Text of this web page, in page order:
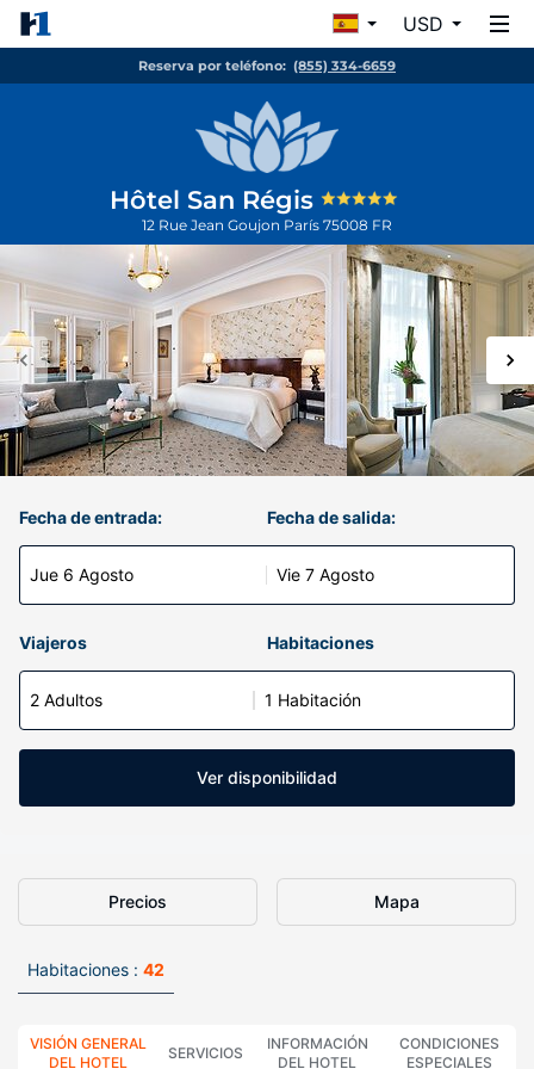
USD
Reserva por teléfono: (855) 334-6659
Hôtel San Régis
12 Rue Jean Goujon París 75008 FR
Fecha de entrada:
Jue 6 Agosto
Fecha de salida:
Vie 7 Agosto
Viajeros Habitaciones
2 Adultos 1 Habitación
Ver disponibilidad
Precios Mapa
Habitaciones : 42
VISIÓN GENERAL
DEL HOTEL
SERVICIOS
INFORMACIÓN
DEL HOTEL
CONDICIONES
ESPECIALES